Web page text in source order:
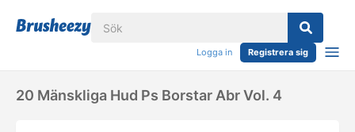
Logga in Registrera sig
20 Mänskliga Hud Ps Borstar Abr Vol. 4